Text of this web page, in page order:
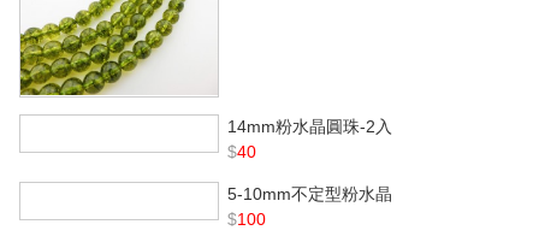
14mm粉水晶圓珠-2入
$40
5-10mm不定型粉水晶
$100